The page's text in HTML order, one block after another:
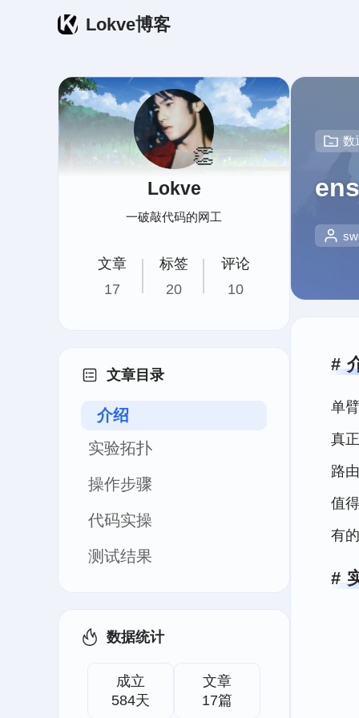
Lokve博客
👏
Lokve
一破敲代码的网工
文章
17
标签
20
评论
10
文章目录
介绍
实验拓扑
操作步骤
代码实操
测试结果
数据统计
成立
584天
文章
17篇
数
单
真
路
值
有